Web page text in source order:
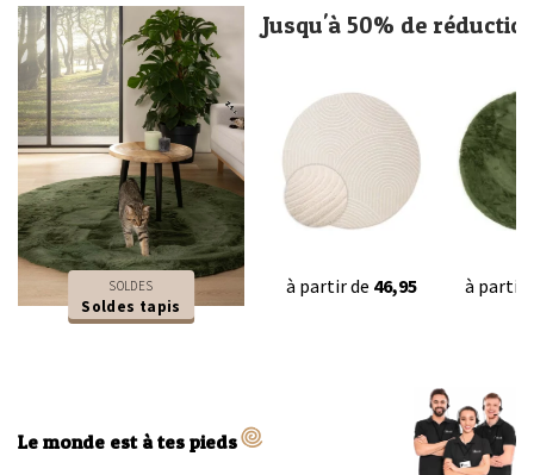
SOLDES
Soldes tapis
Jusqu'à 50% de
à partir de 46,95 à partir
Le monde est à tes pieds